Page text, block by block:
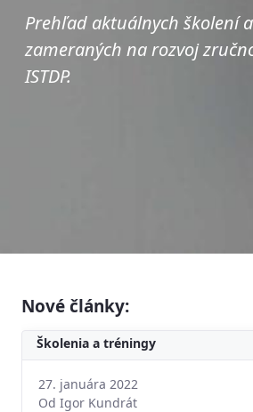
Prehľad aktuálnych školení
zameraných na rozvoj
ISTDP.
Nové články:
Školenia a tréningy
27. januára 2022
Od Igor Kundrát